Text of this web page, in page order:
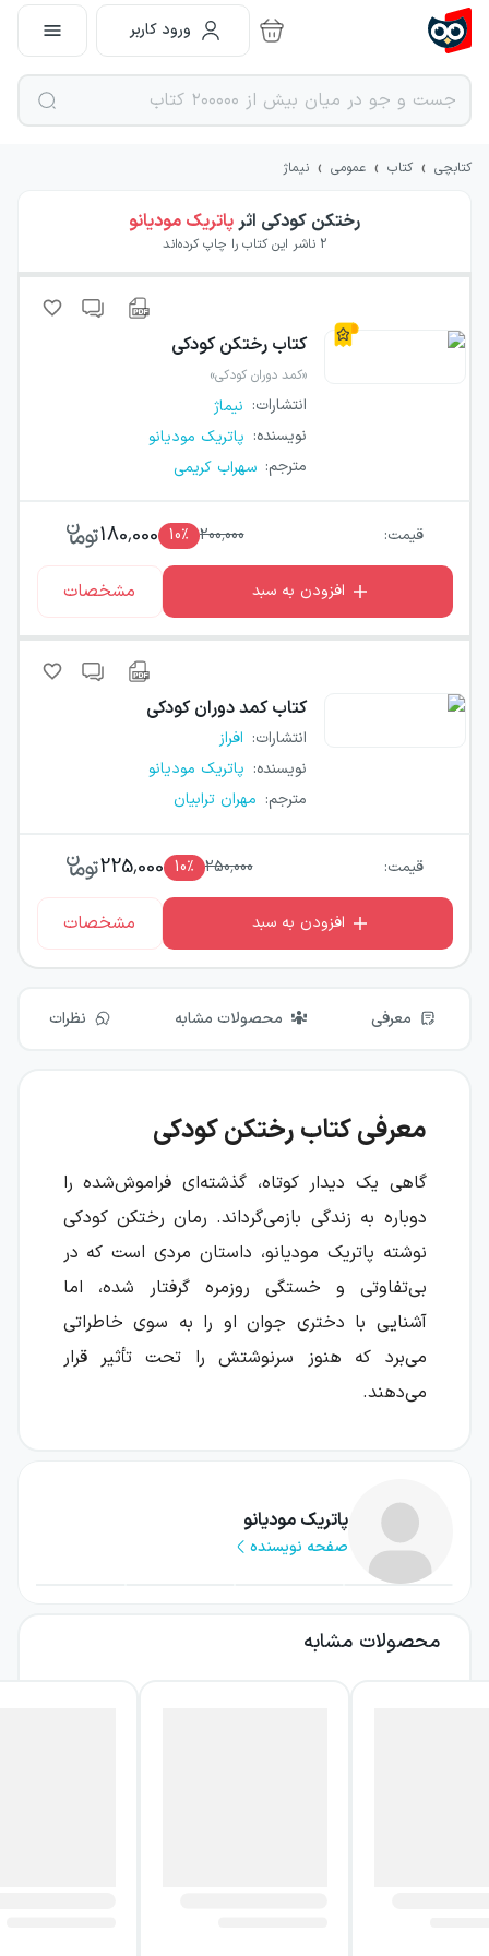
ورود کاربر
کتابچی › کتاب › عمومی › نیماژ
رختکن کودکی اثرپاتریک مودیانو
2 ناشر این کتاب را چاپ کرده‌اند
کتاب رختکن کودکی
«کمد دوران کودکی»
انتشارات: نیماژ
نویسنده: پاتریک مودیانو
مترجم: سهراب کریمی
قیمت: 200,000
10٪ 180,000
افزودن به سبد مشخصات
کتاب کمد دوران کودکی
انتشارات: افراز
نویسنده: پاتریک مودیانو
مترجم: مهران ترابیان
قیمت: 250,000
10٪ 225,000
افزودن به سبد مشخصات
معرفی محصولات مشابه نظرات
معرفی کتاب رختکن کودکی
گاهی یک دیدار کوتاه، گذشته‌ای فراموش‌شده را
دوباره به زندگی بازمی‌گرداند. رمان رختکن کودکی
نوشته پاتریک مودیانو، داستان مردی است که در
بی‌تفاوتی و خستگی روزمره گرفتار شده، اما
آشنایی با دختری جوان او را به سوی خاطراتی
می‌برد که هنوز سرنوشتش را تحت تأثیر قرار
می‌دهند.
و در نوعی سرگردانی عاطفی و ذهنی به سر می‌برد.
ورود دختری به زندگی او، یاد عشق قدیمی‌اش به
یک هنرپیشه را زنده می‌کند؛ عشقی که از دل
زندگی جیمی را آشکار می‌سازد.
پاتریک مودیانو
صفحه نویسنده
محصولات مشابه